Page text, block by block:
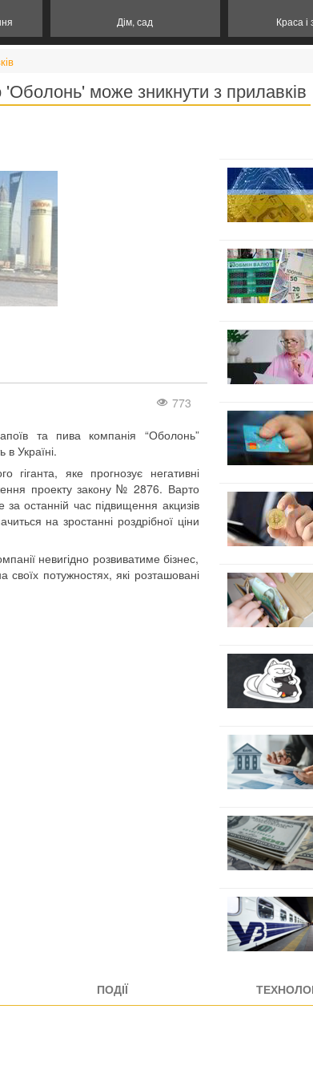
Дім, сад Краса і
може зникнути з прилавків
773
та пива компанія “Оболонь”
Україні.
гіганта, яке прогнозує негативні
проекту закону № 2876. Варто
останній час підвищення акцизів
на зростанні роздрібної ціни
невигідно розвиватиме бізнес,
потужностях, які розташовані
ПОДІЇ